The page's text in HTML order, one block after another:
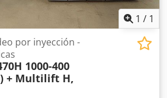
1 / 1
por inyección -
1000-400
+ Multilift H,